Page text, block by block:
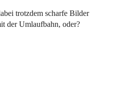
trotzdem scharfe Bilder
der Umlaufbahn, oder?